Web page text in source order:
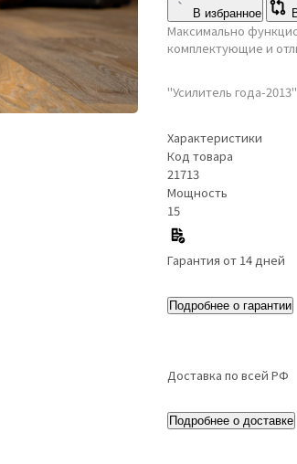
В избранное
Максимально
комплектующие и
"Усилитель года-
Характеристики
Код товара
21713
Мощность
15
Гарантия от 14 дней
Подробнее о гарантии
Доставка по всей РФ
Подробнее о доставке